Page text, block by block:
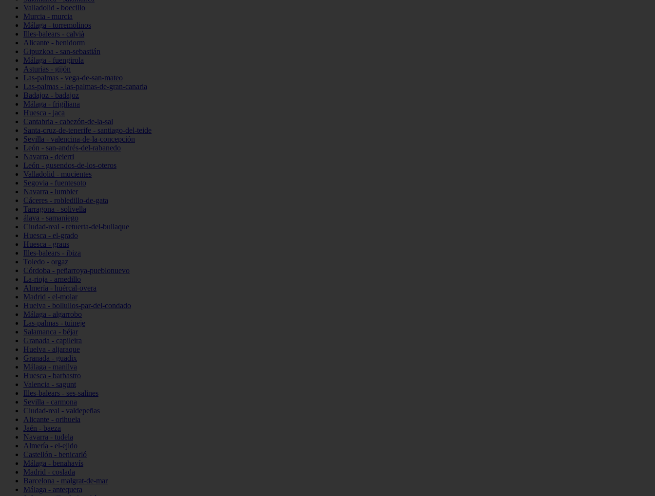
Valladolid - boecillo
Murcia - murcia
Málaga - torremolinos
Illes-balears - calvià
Alicante - benidorm
Gipuzkoa - san-sebastián
Málaga - fuengirola
Asturias - gijón
Las-palmas - vega-de-san-mateo
Las-palmas - las-palmas-de-gran-canaria
Badajoz - badajoz
Málaga - frigiliana
Huesca - jaca
Cantabria - cabezón-de-la-sal
Santa-cruz-de-tenerife - santiago-del-teide
Sevilla - valencina-de-la-concepción
León - san-andrés-del-rabanedo
Navarra - deierri
León - gusendos-de-los-oteros
Valladolid - mucientes
Segovia - fuentesoto
Navarra - lumbier
Cáceres - robledillo-de-gata
Tarragona - solivella
álava - samaniego
Ciudad-real - retuerta-del-bullaque
Huesca - el-grado
Huesca - graus
Illes-balears - ibiza
Toledo - orgaz
Córdoba - peñarroya-pueblonuevo
La-rioja - arnedillo
Almería - huércal-overa
Madrid - el-molar
Huelva - bollullos-par-del-condado
Málaga - algarrobo
Las-palmas - tuineje
Salamanca - béjar
Granada - capileira
Huelva - aljaraque
Granada - guadix
Málaga - manilva
Huesca - barbastro
Valencia - sagunt
Illes-balears - ses-salines
Sevilla - carmona
Ciudad-real - valdepeñas
Alicante - orihuela
Jaén - baeza
Navarra - tudela
Almería - el-ejido
Castellón - benicarló
Málaga - benahavís
Madrid - coslada
Barcelona - malgrat-de-mar
Málaga - antequera